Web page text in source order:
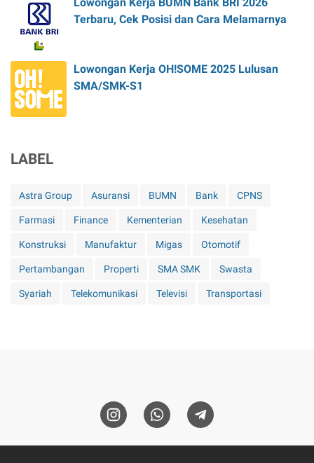
Terbaru, Cek Posisi dan Cara Melamarnya
Lowongan Kerja OH!SOME 2025 Lulusan
SMA/SMK-S1
LABEL
Astra Group Asuransi BUMN Bank CPNS
Farmasi Finance Kementerian Kesehatan
Konstruksi Manufaktur Migas Otomotif
Pertambangan Properti SMA SMK Swasta
Syariah Telekomunikasi Televisi Transportasi